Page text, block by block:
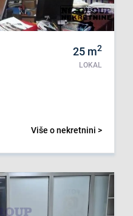
25 m2
LOKAL
Više o nekretnini >